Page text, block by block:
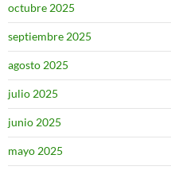
octubre 2025
septiembre 2025
agosto 2025
julio 2025
junio 2025
mayo 2025